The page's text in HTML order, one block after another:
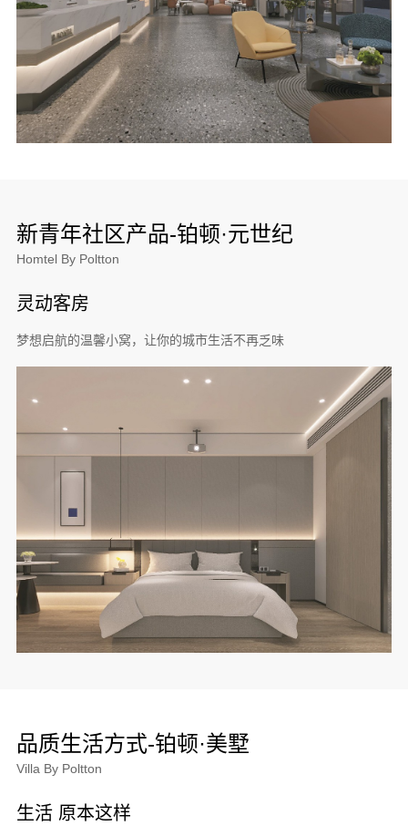
新青年社区产品-铂顿·元世纪
Homtel By Poltton
灵动客房
梦想启航的温馨小窝，让你的城市生活不再乏味
品质生活方式-铂顿·美墅
Villa By Poltton
生活 原本这样